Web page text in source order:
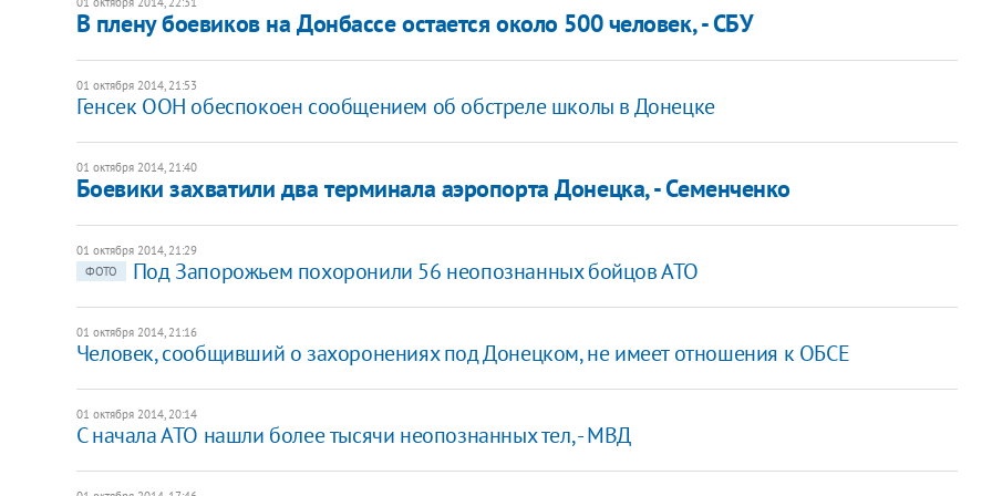
В плену боевиков на Донбассе остается около 500 человек, - СБУ
01 октября 2014, 21:53
Генсек ООН обеспокоен сообщением об обстреле школы в Донецке
01 октября 2014, 21:40
Боевики захватили два терминала аэропорта Донецка, - Семенченко
01 октября 2014, 21:29
ФОТО
Под Запорожьем похоронили 56 неопознанных бойцов АТО
01 октября 2014, 21:16
Человек, сообщивший о захоронениях под Донецком, не имеет отношения к ОБСЕ
01 октября 2014, 20:14
С начала АТО нашли более тысячи неопознанных тел, - МВД